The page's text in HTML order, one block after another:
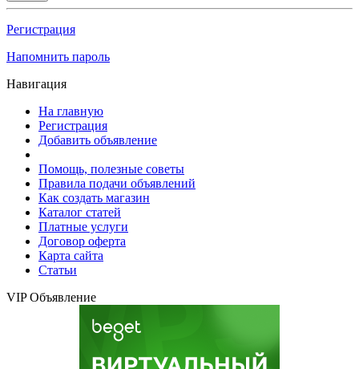
Регистрация
Напомнить пароль
Навигация
На главную
Регистрация
Добавить объявление
Помощь, полезные советы
Правила подачи объявлений
Как создать магазин
Каталог статей
Платные услуги
Договор оферта
Карта сайта
Статьи
VIP Объявление